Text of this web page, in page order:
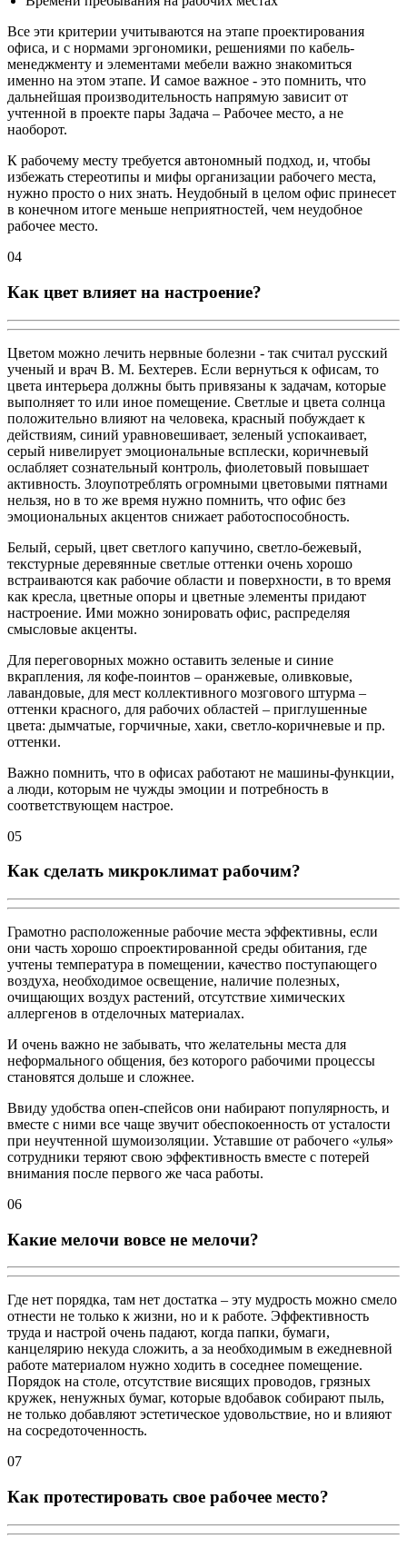
Все эти критерии учитываются на этапе проектирования
офиса, и с нормами эргономики, решениями по кабель-
менеджменту и элементами мебели важно знакомиться
именно на этом этапе. И самое важное - это помнить, что
дальнейшая производительность напрямую зависит от
учтенной в проекте пары Задача – Рабочее место, а не
наоборот.
К рабочему месту требуется автономный подход, и, чтобы
избежать стереотипы и мифы организации рабочего места,
нужно просто о них знать. Неудобный в целом офис принесет
в конечном итоге меньше неприятностей, чем неудобное
рабочее место.
04
Как цвет влияет на настроение?
Цветом можно лечить нервные болезни - так считал русский
ученый и врач В. М. Бехтерев. Если вернуться к офисам, то
цвета интерьера должны быть привязаны к задачам, которые
выполняет то или иное помещение. Светлые и цвета солнца
положительно влияют на человека, красный побуждает к
действиям, синий уравновешивает, зеленый успокаивает,
серый нивелирует эмоциональные всплески, коричневый
ослабляет сознательный контроль, фиолетовый повышает
активность. Злоупотреблять огромными цветовыми пятнами
нельзя, но в то же время нужно помнить, что офис без
эмоциональных акцентов снижает работоспособность.
Белый, серый, цвет светлого капучино, светло-бежевый,
текстурные деревянные светлые оттенки очень хорошо
встраиваются как рабочие области и поверхности, в то время
как кресла, цветные опоры и цветные элементы придают
настроение. Ими можно зонировать офис, распределяя
смысловые акценты.
Для переговорных можно оставить зеленые и синие
вкрапления, ля кофе-поинтов – оранжевые, оливковые,
лавандовые, для мест коллективного мозгового штурма –
оттенки красного, для рабочих областей – приглушенные
цвета: дымчатые, горчичные, хаки, светло-коричневые и пр.
оттенки.
Важно помнить, что в офисах работают не машины-функции,
а люди, которым не чужды эмоции и потребность в
соответствующем настрое.
05
Как сделать микроклимат рабочим?
Грамотно расположенные рабочие места эффективны, если
они часть хорошо спроектированной среды обитания, где
учтены температура в помещении, качество поступающего
воздуха, необходимое освещение, наличие полезных,
очищающих воздух растений, отсутствие химических
аллергенов в отделочных материалах.
И очень важно не забывать, что желательны места для
неформального общения, без которого рабочими процессы
становятся дольше и сложнее.
Ввиду удобства опен-спейсов они набирают популярность, и
вместе с ними все чаще звучит обеспокоенность от усталости
при неучтенной шумоизоляции. Уставшие от рабочего «улья»
сотрудники теряют свою эффективность вместе с потерей
внимания после первого же часа работы.
06
Какие мелочи вовсе не мелочи?
Где нет порядка, там нет достатка – эту мудрость можно смело
отнести не только к жизни, но и к работе. Эффективность
труда и настрой очень падают, когда папки, бумаги,
канцелярию некуда сложить, а за необходимым в ежедневной
работе материалом нужно ходить в соседнее помещение.
Порядок на столе, отсутствие висящих проводов, грязных
кружек, ненужных бумаг, которые вдобавок собирают пыль,
не только добавляют эстетическое удовольствие, но и влияют
на сосредоточенность.
07
Как протестировать свое рабочее место?